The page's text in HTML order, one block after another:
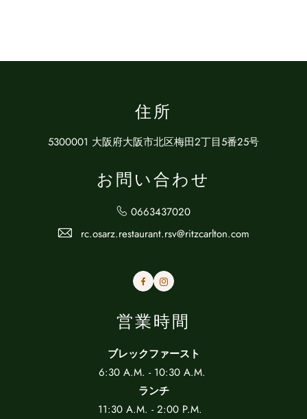
住所
5300001 大阪府大阪市北区梅田2丁目5番25号
お問い合わせ
0663437020
rc.osarz.restaurant.rsv@ritzcarlton.com
FacebookInstagram
営業時間
ブレックファースト
6:30 A.M. - 10:30 A.M.
ランチ
11:30 A.M. - 2:00 P.M.